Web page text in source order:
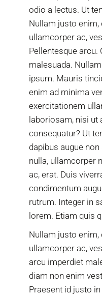
odio a lectus. Ut
Nullam justo
ullamcorper ac,
Pellentesque arcu.
malesuada.
ipsum. Mauris
enim ad minima
exercitationem
laboriosam, nisi ut
consequatur? Ut
dapibus augue
nulla, ullamcorper
ac, erat. Duis
condimentum
rutrum. Integer in
lorem. Etiam quis
Nullam justo
ullamcorper ac,
arcu imperdiet
diam non enim
Praesent id justo